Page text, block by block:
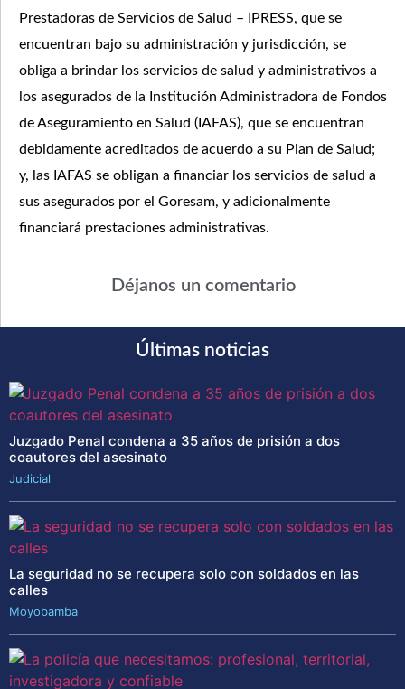
Prestadoras de Servicios de Salud – IPRESS, que se
encuentran bajo su administración y jurisdicción, se
obliga a brindar los servicios de salud y administrativos a
los asegurados de la Institución Administradora de Fondos
de Aseguramiento en Salud (IAFAS), que se encuentran
debidamente acreditados de acuerdo a su Plan de Salud;
y, las IAFAS se obligan a financiar los servicios de salud a
sus asegurados por el Goresam, y adicionalmente
financiará prestaciones administrativas.
Déjanos un comentario
Últimas noticias
Juzgado Penal condena a 35 años de prisión a dos
coautores del asesinato
Judicial
La seguridad no se recupera solo con soldados en las
calles
Moyobamba